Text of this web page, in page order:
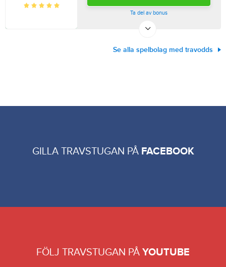
Ta del av bonus
Se alla spelbolag med travodds
GILLA TRAVSTUGAN PÅ FACEBOOK
FÖLJ TRAVSTUGAN PÅ YOUTUBE